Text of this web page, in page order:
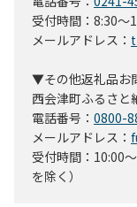
受付時間：8:30～
メールアドレス：
▼その他返礼品お
西会津町ふるさと
電話番号： 0800-
メールアドレス：
受付時間：10:00
を除く）